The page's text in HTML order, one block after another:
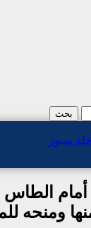
أمام
ومنحه